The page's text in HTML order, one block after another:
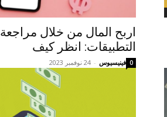
اربح المال من خلال مراجعة
التطبيقات: انظر كيف
فينيسيوس - 24 نوفمبر 2023 0